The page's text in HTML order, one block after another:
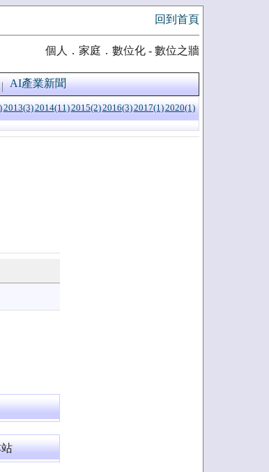
回到首頁
個人．家庭．數位化 - 數位之牆
AI產業新聞
2013(3)2014(11)2015(2)2016(3)2017(1)2020(1)